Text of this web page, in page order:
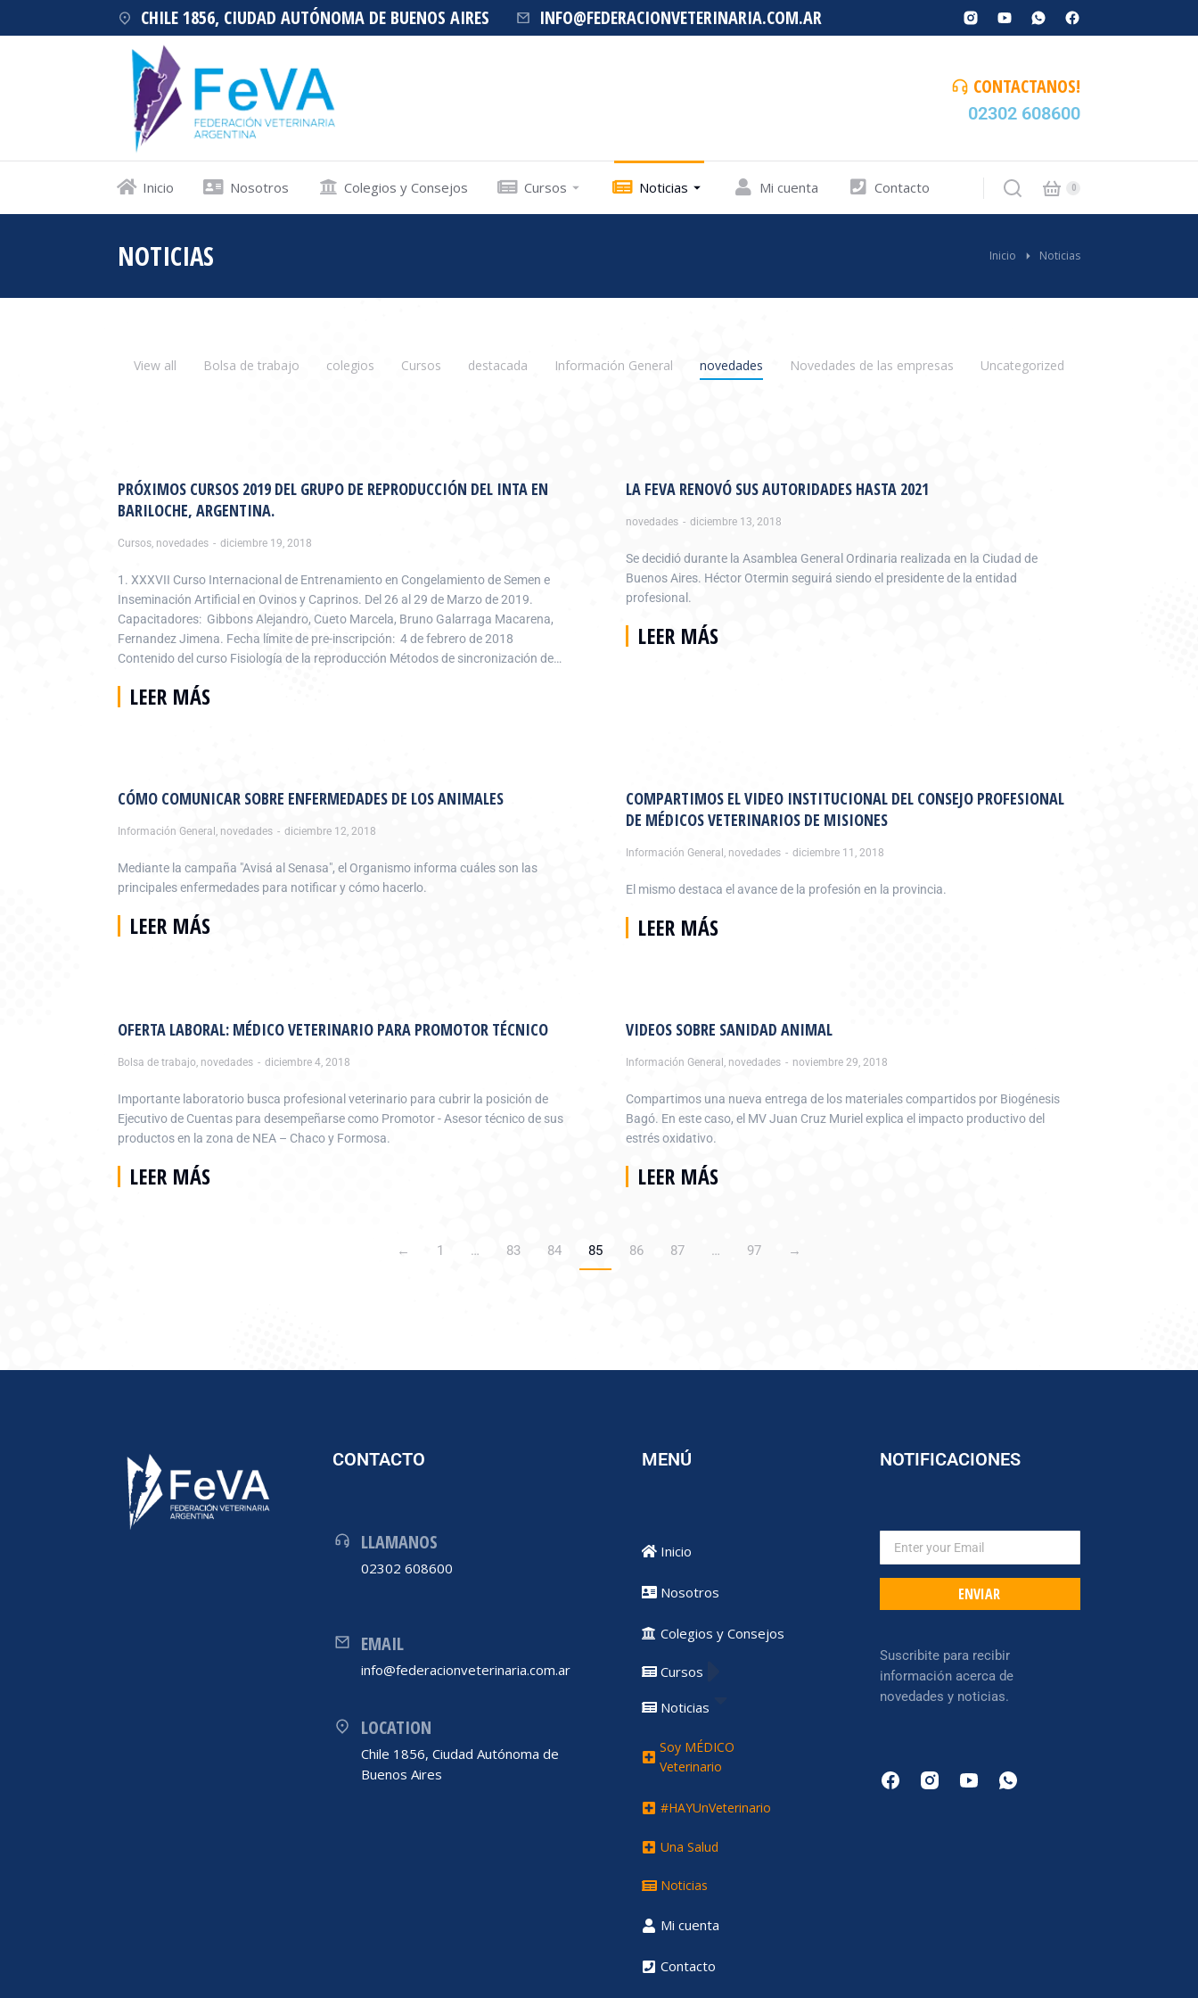
CHILE 1856, CIUDAD AUTÓNOMA DE BUENOS AIRES INFO@FEDERACIONVETERINARIA.COM.AR
CONTACTANOS!
02302 608600
Inicio Nosotros Colegios y Consejos Cursos Noticias Mi cuenta Contacto
NOTICIAS Inicio Noticias
View all Bolsa de trabajo colegios Cursos destacada Información General novedades Novedades de las empresas Uncategorized
PRÓXIMOS CURSOS 2019 DEL GRUPO DE REPRODUCCIÓN DEL INTA EN
BARILOCHE, ARGENTINA.
Cursos, novedades diciembre 19, 2018
1. XXXVII Curso Internacional de Entrenamiento en Congelamiento de Semen e
Inseminación Artificial en Ovinos y Caprinos. Del 26 al 29 de Marzo de 2019.
Capacitadores: Gibbons Alejandro, Cueto Marcela, Bruno Galarraga Macarena,
Fernandez Jimena. Fecha límite de pre-inscripción: 4 de febrero de 2018
Contenido del curso Fisiología de la reproducción Métodos de sincronización de…
LEER MÁS
LA FEVA RENOVÓ SUS AUTORIDADES HASTA 2021
novedades diciembre 13, 2018
Se decidió durante la Asamblea General Ordinaria realizada en la Ciudad de
Buenos Aires. Héctor Otermin seguirá siendo el presidente de la entidad
profesional.
LEER MÁS
CÓMO COMUNICAR SOBRE ENFERMEDADES DE LOS ANIMALES
Información General , novedades diciembre 12, 2018
Mediante la campaña "Avisá al Senasa", el Organismo informa cuáles son las
principales enfermedades para notificar y cómo hacerlo.
LEER MÁS
COMPARTIMOS EL VIDEO INSTITUCIONAL DEL CONSEJO PROFESIONAL
DE MÉDICOS VETERINARIOS DE MISIONES
Información General , novedades diciembre 11, 2018
El mismo destaca el avance de la profesión en la provincia.
LEER MÁS
OFERTA LABORAL: MÉDICO VETERINARIO PARA PROMOTOR TÉCNICO
Bolsa de trabajo, novedades diciembre 4, 2018
Importante laboratorio busca profesional veterinario para cubrir la posición de
Ejecutivo de Cuentas para desempeñarse como Promotor - Asesor técnico de sus
productos en la zona de NEA – Chaco y Formosa.
LEER MÁS
VIDEOS SOBRE SANIDAD ANIMAL
Información General , novedades noviembre 29, 2018
Compartimos una nueva entrega de los materiales compartidos por Biogénesis
Bagó. En este caso, el MV Juan Cruz Muriel explica el impacto productivo del
estrés oxidativo.
LEER MÁS
← 1 … 83 84 85 86 87 … 97 →
CONTACTO
LLAMANOS
02302 608600
EMAIL
info@federacionveterinaria.com.ar
LOCATION
Chile 1856, Ciudad Autónoma de
Buenos Aires
MENÚ
Inicio
Nosotros
Colegios y Consejos
Cursos
Noticias
Soy MÉDICO
Veterinario
#HAYUnVeterinario
Una Salud
Noticias
Mi cuenta
Contacto
NOTIFICACIONES
ENVIAR
Suscribite para recibir
información acerca de
novedades y noticias.